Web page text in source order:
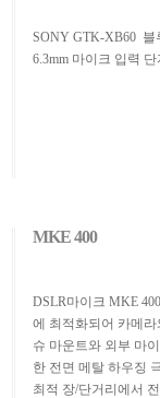
SONY GTK-XB60 블
6.3mm 마이크 입력
MKE 400
DSLR마이크 MKE
에 최적화되어 카메
슈 마운트와 외부 마
한 전면 메탈 하우징
최적 장/단거리에서